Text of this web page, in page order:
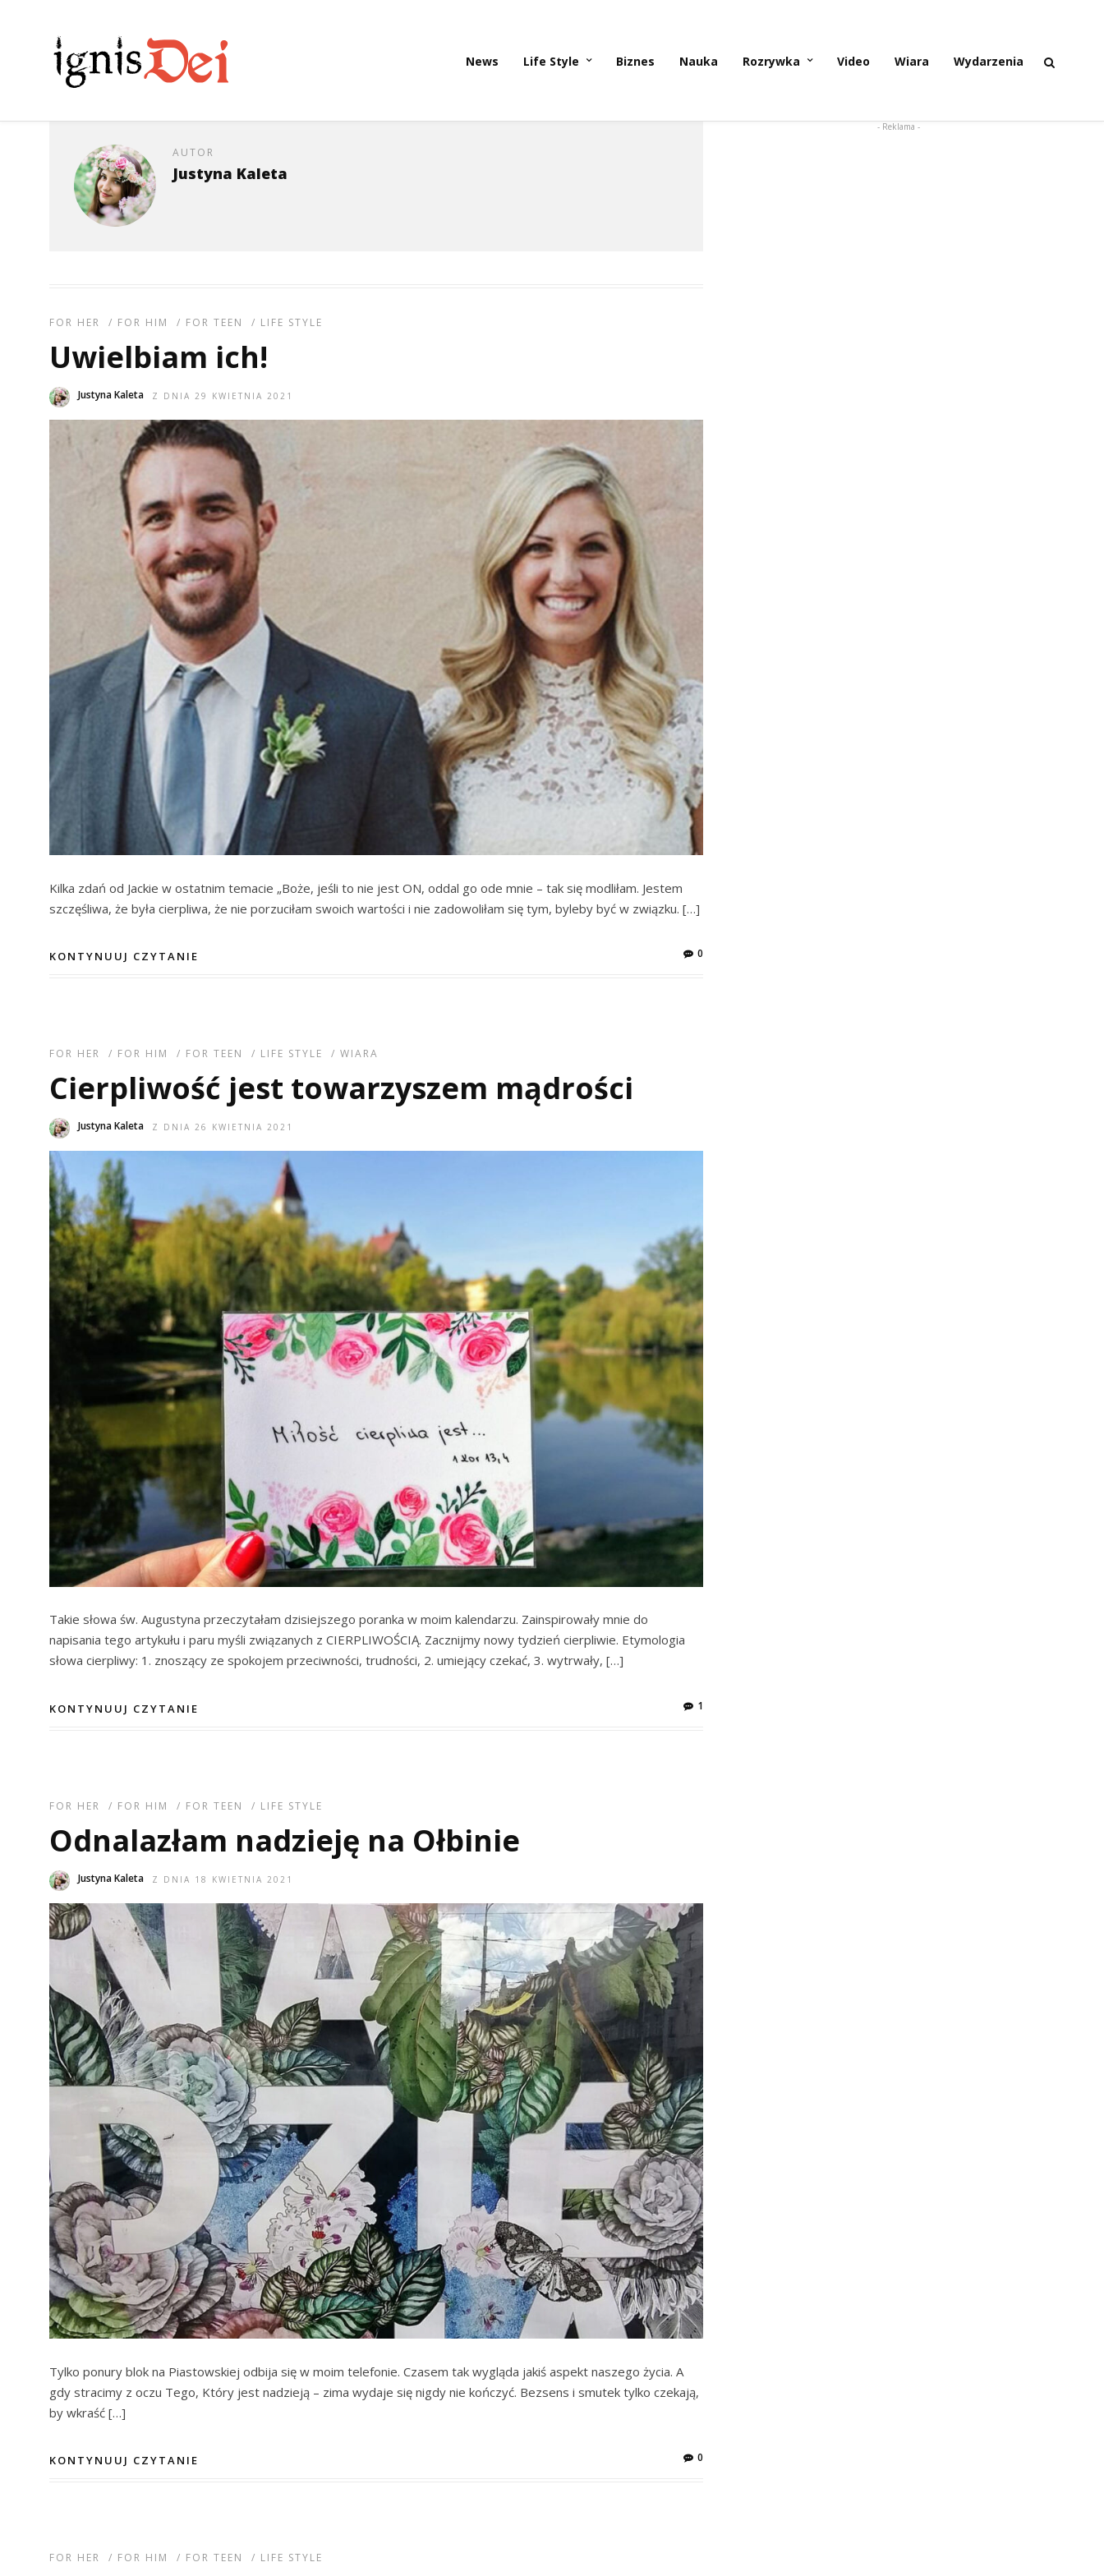
News Life Style Biznes Nauka Rozrywka Video Wiara Wydarzenia
AUTOR
Justyna Kaleta
FOR HER / FOR HIM / FOR TEEN / LIFE STYLE
Uwielbiam ich!
Justyna Kaleta Z DNIA 29 KWIETNIA 2021
Kilka zdań od Jackie w ostatnim temacie „Boże, jeśli to nie jest ON, oddal go ode mnie – tak się modliłam. Jestem
szczęśliwa, że była cierpliwa, że nie porzuciłam swoich wartości i nie zadowoliłam się tym, byleby być w związku. […]
KONTYNUUJ CZYTANIE 0
FOR HER / FOR HIM / FOR TEEN / LIFE STYLE / WIARA
Cierpliwość jest towarzyszem mądrości
Justyna Kaleta Z DNIA 26 KWIETNIA 2021
Takie słowa św. Augustyna przeczytałam dzisiejszego poranka w moim kalendarzu. Zainspirowały mnie do
napisania tego artykułu i paru myśli związanych z CIERPLIWOŚCIĄ. Zacznijmy nowy tydzień cierpliwie. Etymologia
słowa cierpliwy: 1. znoszący ze spokojem przeciwności, trudności, 2. umiejący czekać, 3. wytrwały, […]
KONTYNUUJ CZYTANIE 1
FOR HER / FOR HIM / FOR TEEN / LIFE STYLE
Odnalazłam nadzieję na Ołbinie
Justyna Kaleta Z DNIA 18 KWIETNIA 2021
Tylko ponury blok na Piastowskiej odbija się w moim telefonie. Czasem tak wygląda jakiś aspekt naszego życia. A
gdy stracimy z oczu Tego, Który jest nadzieją – zima wydaje się nigdy nie kończyć. Bezsens i smutek tylko czekają,
by wkraść […]
KONTYNUUJ CZYTANIE 0
FOR HER / FOR HIM / FOR TEEN / LIFE STYLE
- Reklama -